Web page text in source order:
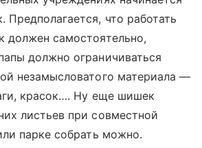
Предполагается, что работать
должен самостоятельно,
должно ограничиваться
незамысловатого материала —
красок…. Ну еще шишек
листьев при совместной
парке собрать можно.